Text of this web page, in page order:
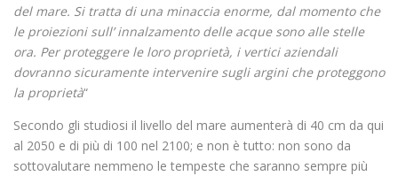
del mare. Si tratta di una minaccia enorme, dal momento che
le proiezioni sull’ innalzamento delle acque sono alle stelle
ora. Per proteggere le loro proprietà, i vertici aziendali
dovranno sicuramente intervenire sugli argini che proteggono
la proprietà“
Secondo gli studiosi il livello del mare aumenterà di 40 cm da qui
al 2050 e di più di 100 nel 2100; e non è tutto: non sono da
sottovalutare nemmeno le tempeste che saranno sempre più